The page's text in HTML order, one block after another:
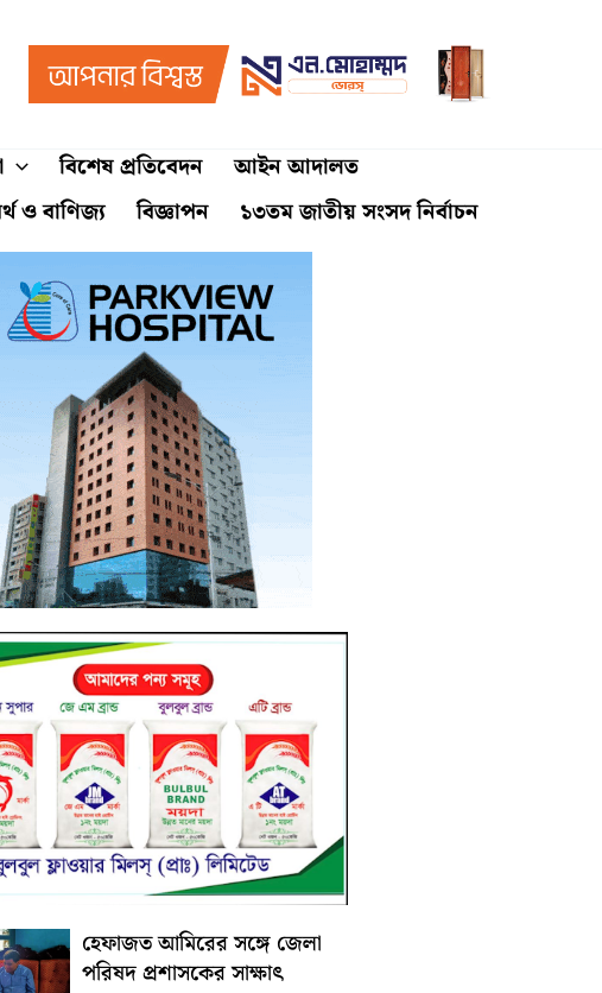
বিশেষ প্রতিবেদন
আইন আদালত
ও বাণিজ্য বিজ্ঞাপন ১৩তম জাতীয় সংসদ নির্বাচন
হেফাজত আমিরের সঙ্গে জেলা
পরিষদ প্রশাসকের সাক্ষাৎ